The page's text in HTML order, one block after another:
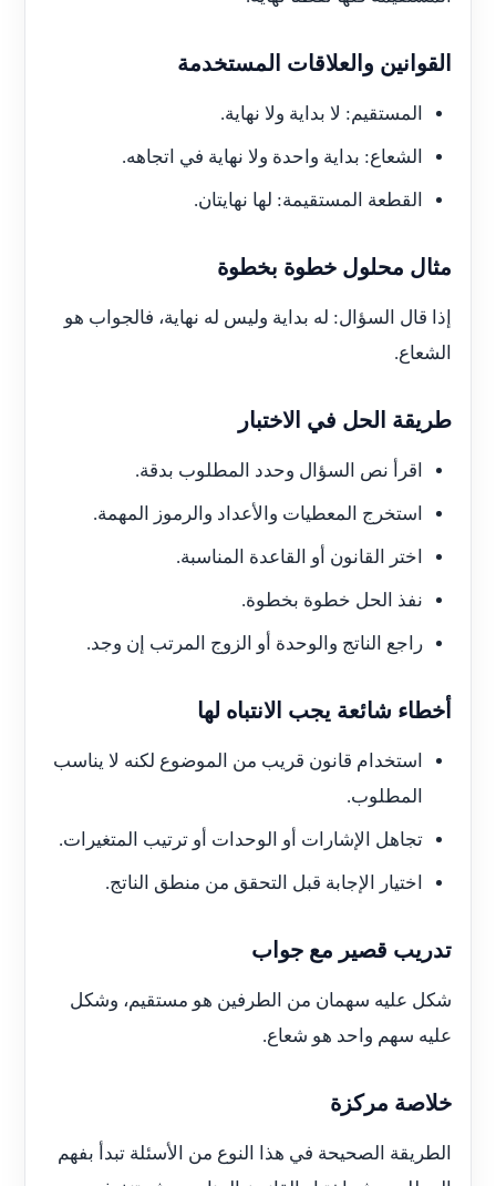
القوانين والعلاقات المستخدمة
المستقيم: لا بداية ولا نهاية.
الشعاع: بداية واحدة ولا نهاية في اتجاهه.
القطعة المستقيمة: لها نهايتان.
مثال محلول خطوة بخطوة
إذا قال السؤال: له بداية وليس له نهاية، فالجواب هو
الشعاع.
طريقة الحل في الاختبار
اقرأ نص السؤال وحدد المطلوب بدقة.
استخرج المعطيات والأعداد والرموز المهمة.
اختر القانون أو القاعدة المناسبة.
نفذ الحل خطوة بخطوة.
راجع الناتج والوحدة أو الزوج المرتب إن وجد.
أخطاء شائعة يجب الانتباه لها
استخدام قانون قريب من الموضوع لكنه لا يناسب
المطلوب.
تجاهل الإشارات أو الوحدات أو ترتيب المتغيرات.
اختيار الإجابة قبل التحقق من منطق الناتج.
تدريب قصير مع جواب
شكل عليه سهمان من الطرفين هو مستقيم، وشكل
عليه سهم واحد هو شعاع.
خلاصة مركزة
الطريقة الصحيحة في هذا النوع من الأسئلة تبدأ بفهم